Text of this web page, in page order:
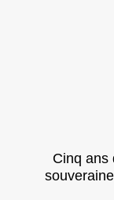
Cinq ans